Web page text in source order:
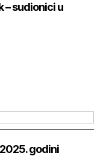
– sudionici u
godini